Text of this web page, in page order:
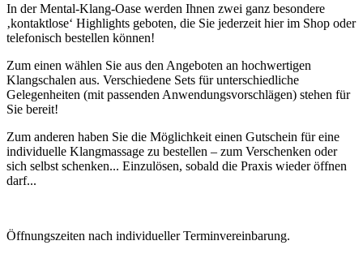
In der Mental-Klang-Oase werden Ihnen zwei ganz besondere
‚kontaktlose‘ Highlights geboten, die Sie jederzeit hier im Shop oder
telefonisch bestellen können!
Zum einen wählen Sie aus den Angeboten an hochwertigen
Klangschalen aus. Verschiedene Sets für unterschiedliche
Gelegenheiten (mit passenden Anwendungsvorschlägen) stehen für
Sie bereit!
Zum anderen haben Sie die Möglichkeit einen Gutschein für eine
individuelle Klangmassage zu bestellen – zum Verschenken oder
sich selbst schenken... Einzulösen, sobald die Praxis wieder öffnen
darf...
Öffnungszeiten nach individueller Terminvereinbarung.